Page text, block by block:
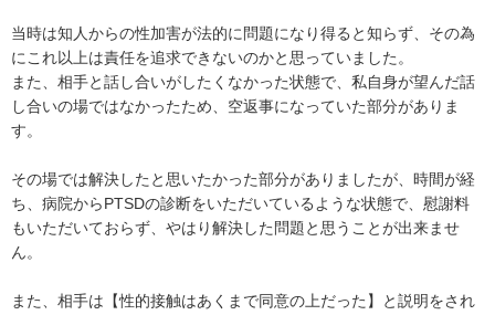
当時は知人からの性加害が法的に問題になり得ると知らず、その為
にこれ以上は責任を追求できないのかと思っていました。
また、相手と話し合いがしたくなかった状態で、私自身が望んだ話
し合いの場ではなかったため、空返事になっていた部分がありま
す。
その場では解決したと思いたかった部分がありましたが、時間が経
ち、病院からPTSDの診断をいただいているような状態で、慰謝料
もいただいておらず、やはり解決した問題と思うことが出来ませ
ん。
また、相手は【性的接触はあくまで同意の上だった】と説明をされ